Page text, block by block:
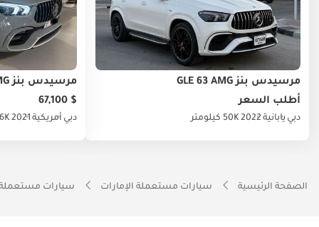
مرسيدس بنز GLE 63 AMG
أطلب السعر
دبي يابانية 202250K كيلومتر
مرسيدس بنز GLE 63 AMG
$ 67,100
دبي أمريكية 20216K كيلومتر
الصفحة الرئيسية سيارات مستعملة الإمارات سيارات مستعملة